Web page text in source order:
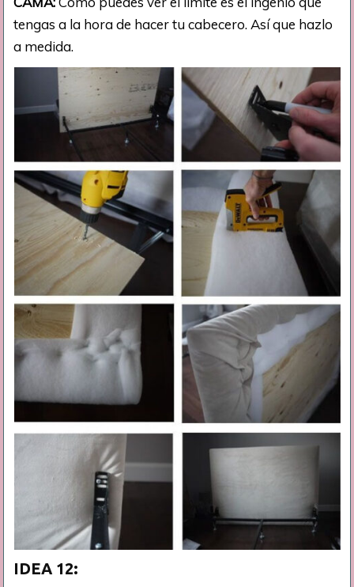
tengas a la hora de hacer tu cabecero. Así que hazlo
a medida.
IDEA 12: